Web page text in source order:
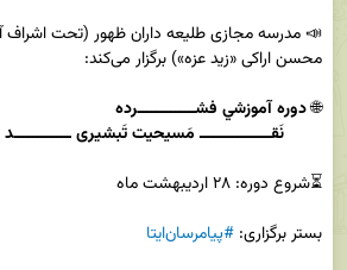
🌐
نَقـــــــــــــــ مَسیحیت تَبشیری ــــــــــــد
بستر برگزاری: #پیامرسان‌ایتا